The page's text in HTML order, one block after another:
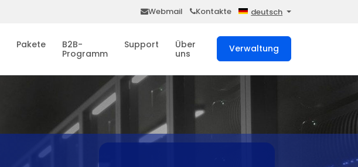
Webmail Kontakte deutsch
Pakete
B2B-
Programm
Support
Über
uns
Verwaltung